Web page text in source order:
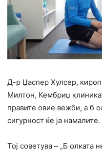
Д-р Џаспер Хулсер,
Милтон, Кембриџ
правите овие вежби, а б
сигурност ќе ја намалите.
Тој советува – „Б олката